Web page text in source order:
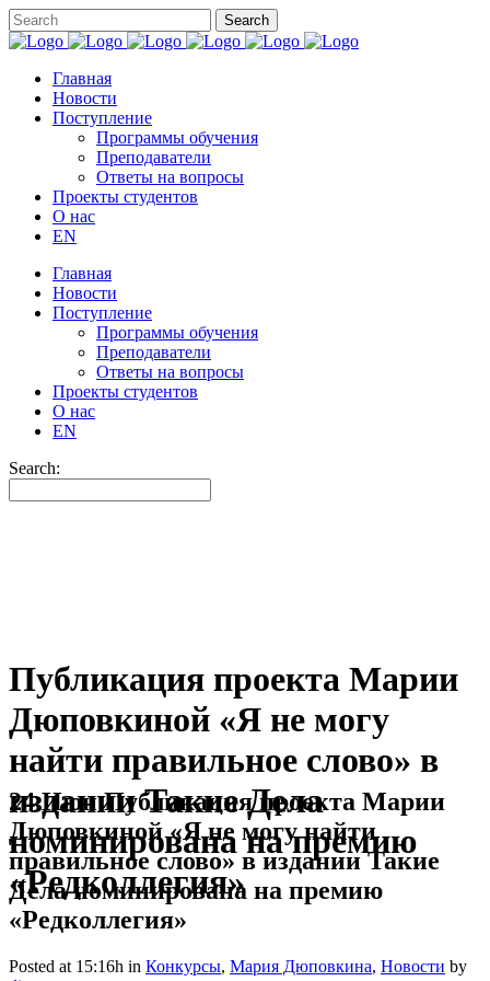
Главная
Новости
Поступление
Программы обучения
Преподаватели
Ответы на вопросы
Проекты студентов
О нас
EN
Главная
Новости
Поступление
Программы обучения
Преподаватели
Ответы на вопросы
Проекты студентов
О нас
EN
Search:
Публикация проекта Марии
Дюповкиной «Я не могу
найти правильное слово» в
издании Такие Дела
номинирована на премию
«Редколлегия»
24 ИюнПубликация проекта Марии
Дюповкиной «Я не могу найти
правильное слово» в издании Такие
Дела номинирована на премию
«Редколлегия»
Posted at 15:16h in Конкурсы, Мария Дюповкина, Новости by